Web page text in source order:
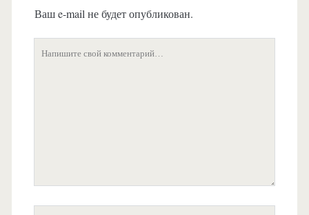
Ваш e-mail не будет опубликован.